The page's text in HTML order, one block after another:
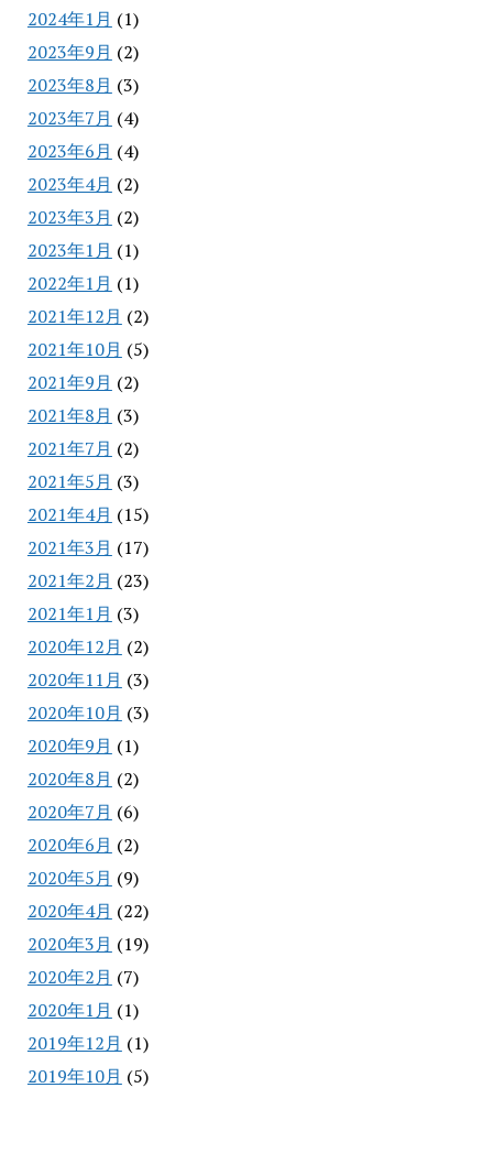
2024年1月 (1)
2023年9月 (2)
2023年8月 (3)
2023年7月 (4)
2023年6月 (4)
2023年4月 (2)
2023年3月 (2)
2023年1月 (1)
2022年1月 (1)
2021年12月 (2)
2021年10月 (5)
2021年9月 (2)
2021年8月 (3)
2021年7月 (2)
2021年5月 (3)
2021年4月 (15)
2021年3月 (17)
2021年2月 (23)
2021年1月 (3)
2020年12月 (2)
2020年11月 (3)
2020年10月 (3)
2020年9月 (1)
2020年8月 (2)
2020年7月 (6)
2020年6月 (2)
2020年5月 (9)
2020年4月 (22)
2020年3月 (19)
2020年2月 (7)
2020年1月 (1)
2019年12月 (1)
2019年10月 (5)